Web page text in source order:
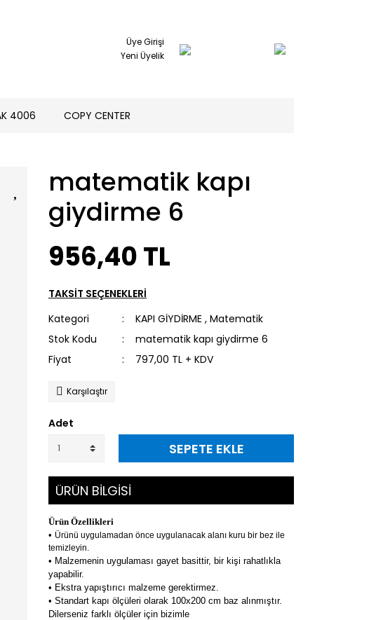
Üye Girişi
Yeni Üyelik
4006 COPY CENTER
matematik kapı
giydirme 6
956,40 TL
TAKSİT SEÇENEKLERİ
Kategori
KAPI GİYDİRME , Matematik
Stok Kodu
matematik kapı giydirme 6
Fiyat
797,00 TL + KDV
Karşılaştır
Adet
SEPETE EKLE
ÜRÜN BİLGİSİ
Ürün Özellikleri
• Ürünü uygulamadan önce uygulanacak alanı kuru bir bez ile
temizleyin.
• Malzemenin uygulaması gayet basittir, bir kişi rahatlıkla
yapabilir.
• Ekstra yapıştırıcı malzeme gerektirmez.
• Standart kapı ölçüleri olarak 100x200 cm baz alınmıştır.
Dilerseniz farklı ölçüler için bizimle